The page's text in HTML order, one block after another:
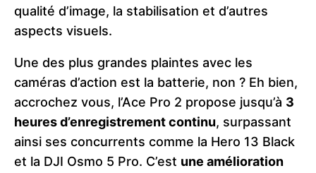
qualité d’image, la stabilisation et d’autres
aspects visuels​.
Une des plus grandes plaintes avec les
caméras d’action est la batterie, non ? Eh bien,
accrochez vous, l’Ace Pro 2 propose jusqu’à 3
heures d’enregistrement continu, surpassant
ainsi ses concurrents comme la Hero 13 Black
et la DJI Osmo 5 Pro. C’est une amélioration